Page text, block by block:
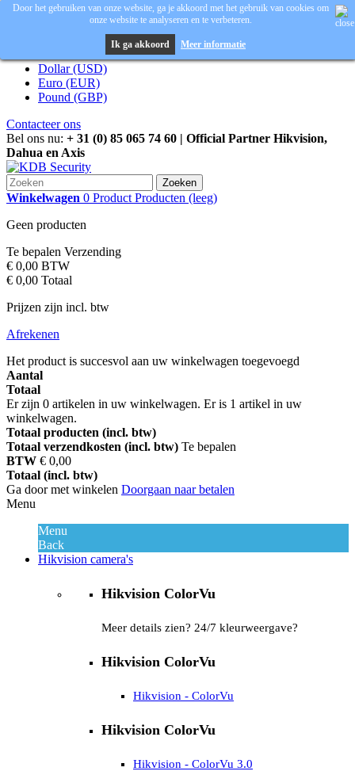
Dollar (USD)
Euro (EUR)
Pound (GBP)
Contacteer ons
Bel ons nu: + 31 (0) 85 065 74 60 | Official Partner Hikvision,
Dahua en Axis
Zoeken
Winkelwagen 0 Product Producten (leeg)
Geen producten
Te bepalen Verzending
€ 0,00 BTW
€ 0,00 Totaal
Prijzen zijn incl. btw
Afrekenen
Het product is succesvol aan uw winkelwagen toegevoegd
Aantal
Totaal
Er zijn 0 artikelen in uw winkelwagen. Er is 1 artikel in uw
winkelwagen.
Totaal producten (incl. btw)
Totaal verzendkosten (incl. btw) Te bepalen
BTW € 0,00
Totaal (incl. btw)
Ga door met winkelen Doorgaan naar betalen
Door het gebruiken van onze website, ga je akkoord met het gebruik van cookies om
onze website te analyseren en te verbeteren.
Ik ga akkoord Meer informatie
Menu
Menu
Back
Hikvision camera's
Hikvision ColorVu
Meer details zien? 24/7 kleurweergave?
Hikvision ColorVu
Hikvision - ColorVu
Hikvision ColorVu
Hikvision - ColorVu 3.0